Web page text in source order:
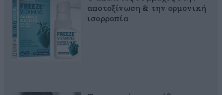
αποτοξίνωση & την ορμονική
ισορροπία